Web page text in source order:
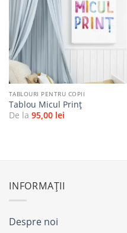
Adaugă
la
favorite
TABLOURI PENTRU COPII
Tablou Micul Prinț
De la 95,00 lei
INFORMAȚII
Despre noi